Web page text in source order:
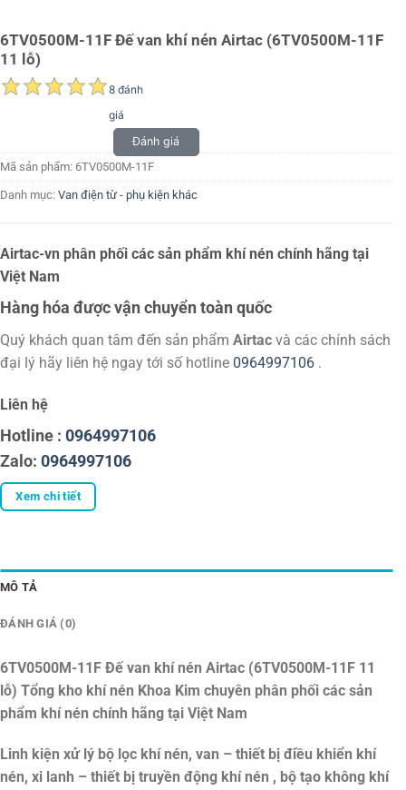
6TV0500M-11F Đế van khí nén Airtac (6TV0500M-11F
11 lỗ)
8 đánh
giá
Đánh giá
Mã sản phẩm: 6TV0500M-11F
Danh mục: Van điện từ - phụ kiện khác
Airtac-vn phân phối các sản phẩm khí nén chính hãng tại
Việt Nam
Hàng hóa được vận chuyển toàn quốc
Quý khách quan tâm đến sản phẩm Airtac và các chính sách
đại lý hãy liên hệ ngay tới số hotline 0964997106 .
Liên hệ
Hotline : 0964997106
Zalo: 0964997106
Xem chi tiết
MÔ TẢ
ĐÁNH GIÁ (0)
6TV0500M-11F Đế van khí nén Airtac (6TV0500M-11F 11
lỗ) Tổng kho khí nén Khoa Kim chuyên phân phối các sản
phẩm khí nén chính hãng tại Việt Nam
Linh kiện xử lý bộ lọc khí nén, van – thiết bị điều khiển khí
nén, xi lanh – thiết bị truyền động khí nén , bộ tạo không khí